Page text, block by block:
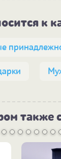
к
также